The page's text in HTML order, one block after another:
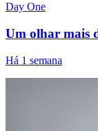
Day One
Um olhar mais
Há 1 semana